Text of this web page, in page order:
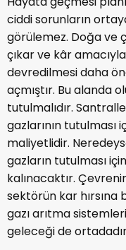
ciddi sorunların
görülemez. Doğa ve
çıkar ve kâr
devredilmesi daha
açmıştır. Bu alanda
tutulmalıdır.
gazlarının tutulması
maliyetlidir.
gazların tutulması
kalınacaktır.
sektörün kar hırsına
gazı arıtma
geleceği de